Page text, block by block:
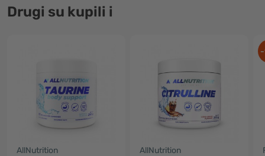
Drugi su kupili i
AllNutrition AllNutrition